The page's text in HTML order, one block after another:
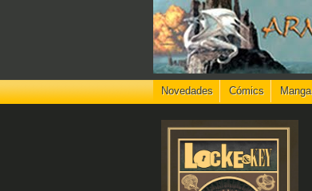
Novedades Cómics Manga